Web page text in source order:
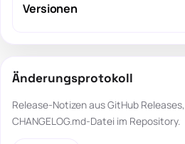
Versionen
Änderungsprotokoll
Release-Notizen aus GitHub
CHANGELOG.md-Datei im Repository.